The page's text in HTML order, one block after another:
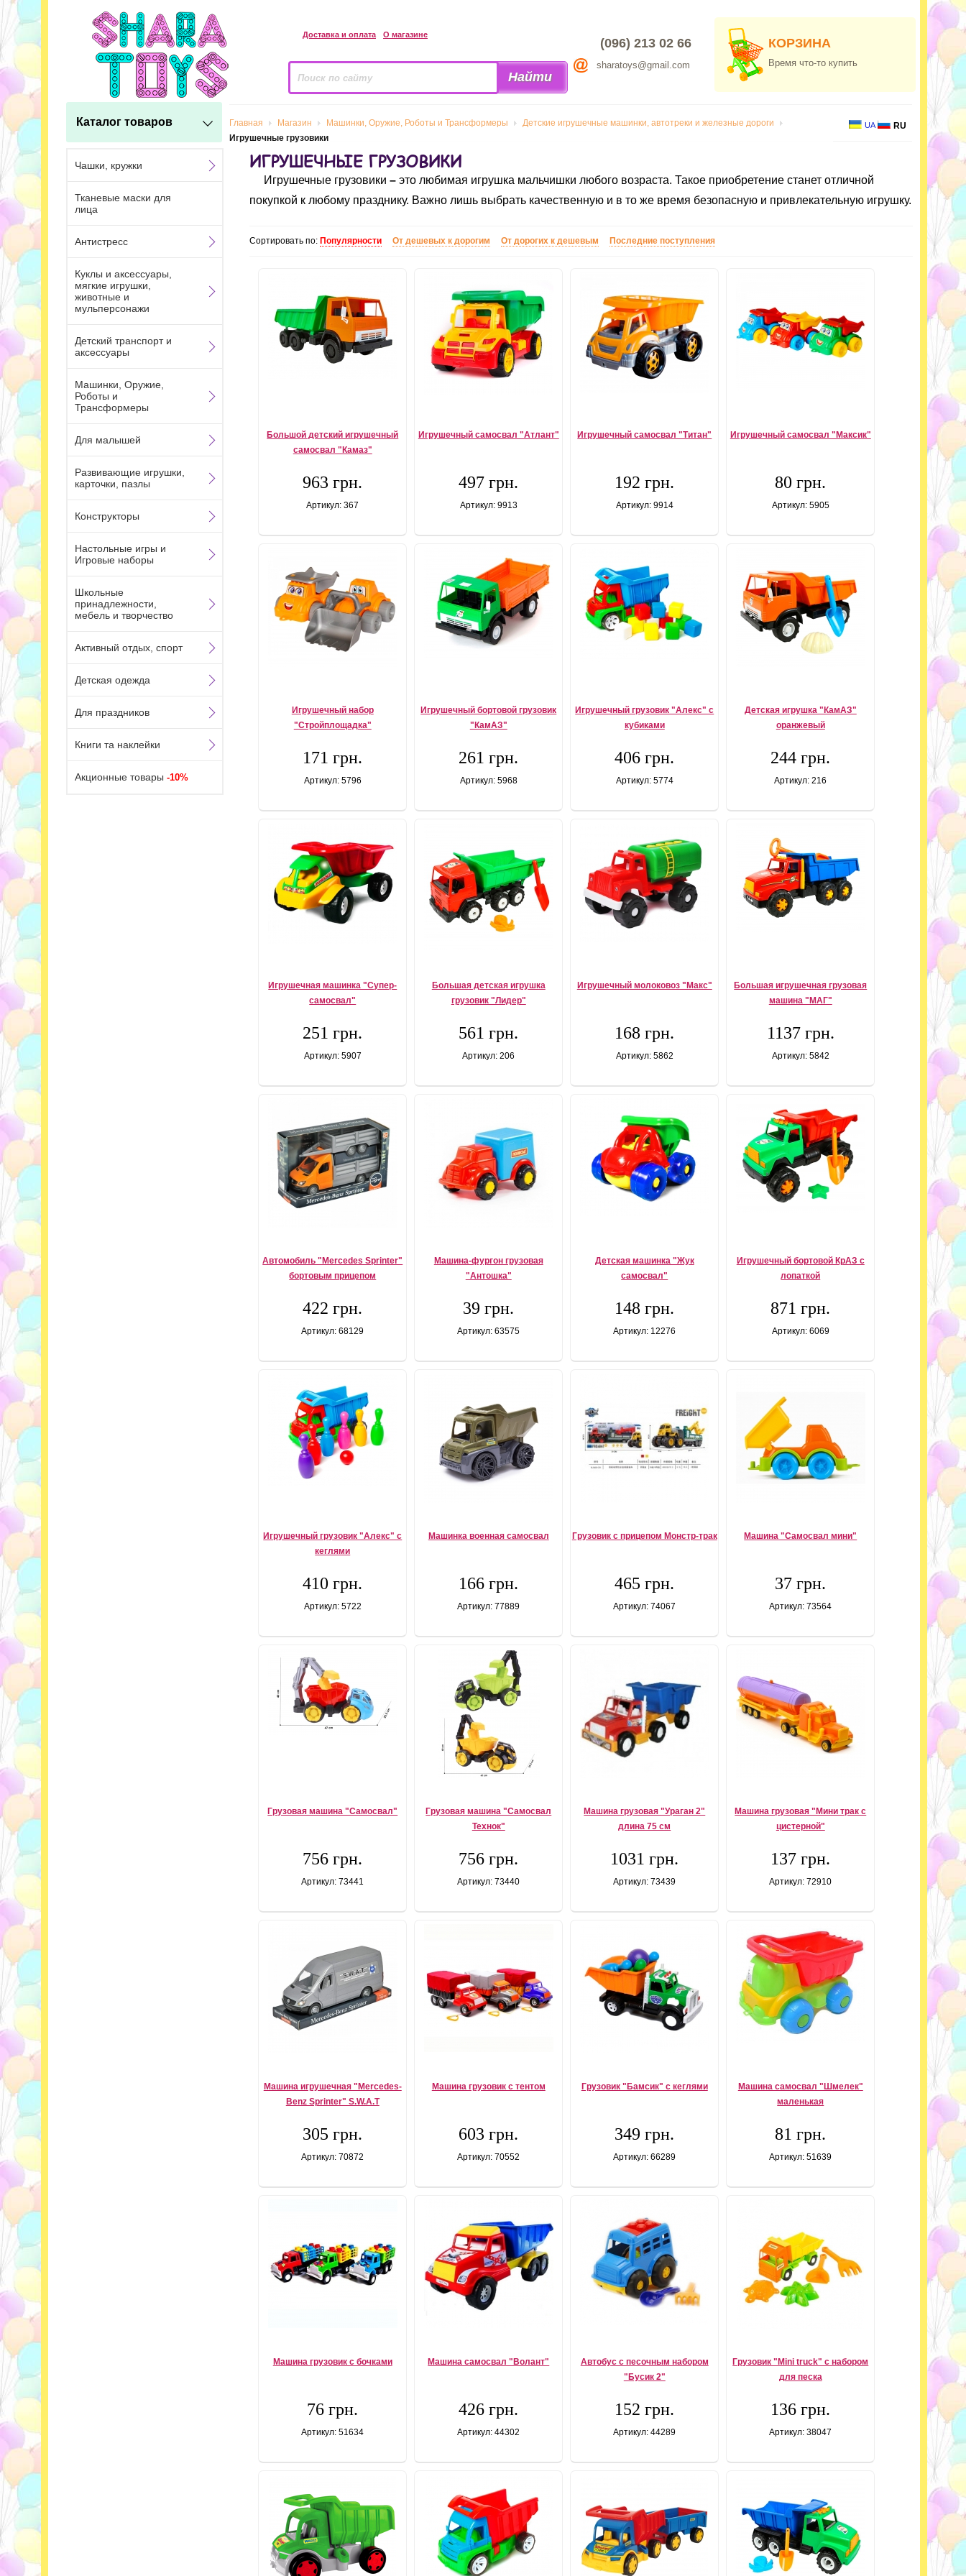
Доставка и оплата О магазине
(096) 213 02 66
sharatoys@gmail.com
КОРЗИНА
Время что-то купить
Каталог товаров Главная Магазин Машинки, Оружие, Роботы и Трансформеры
Детские игрушечные машинки, автотреки и железные дороги
Игрушечные грузовики
UA RU
ИГРУШЕЧНЫЕ ГРУЗОВИКИ
Игрушечные грузовики –это любимая игрушка мальчишки любого возраста. Такое приобретение станет отличной
покупкой к любому празднику. Важно лишь выбрать качественную и в то же время безопасную и привлекательную игрушку.
Сортировать по: Популярности От дешевых к дорогим От дорогих к дешевым Последние поступления
Большой детский игрушечный
самосвал "Камаз"
963 грн.
Артикул: 367
Игрушечный самосвал "Атлант"
497 грн.
Артикул: 9913
Игрушечный самосвал "Титан"
192 грн.
Артикул: 9914
Игрушечный самосвал "Максик"
80 грн.
Артикул: 5905
Игрушечный набор
"Стройплощадка"
171 грн.
Артикул: 5796
Игрушечный бортовой грузовик
"КамАЗ"
261 грн.
Артикул: 5968
Игрушечный грузовик "Алекс" с
кубиками
406 грн.
Артикул: 5774
Детская игрушка "КамАЗ"
оранжевый
244 грн.
Артикул: 216
Игрушечная машинка "Супер-
самосвал"
251 грн.
Артикул: 5907
Большая детская игрушка
грузовик "Лидер"
561 грн.
Артикул: 206
Игрушечный молоковоз "Макс"
168 грн.
Артикул: 5862
Большая игрушечная грузовая
машина "МАГ"
1137 грн.
Артикул: 5842
Автомобиль "Mercedes Sprinter"
бортовым прицепом
422 грн.
Артикул: 68129
Машина-фургон грузовая
"Антошка"
39 грн.
Артикул: 63575
Детская машинка "Жук
самосвал"
148 грн.
Артикул: 12276
Игрушечный бортовой КрАЗ с
лопаткой
871 грн.
Артикул: 6069
Игрушечный грузовик "Алекс" с
кеглями
410 грн.
Артикул: 5722
Машинка военная самосвал
166 грн.
Артикул: 77889
Грузовик с прицепом Монстр-трак
465 грн.
Артикул: 74067
Машина "Самосвал мини"
37 грн.
Артикул: 73564
Грузовая машина "Самосвал"
756 грн.
Артикул: 73441
Грузовая машина "Самосвал
Технок"
756 грн.
Артикул: 73440
Машина грузовая "Ураган 2"
длина 75 см
1031 грн.
Артикул: 73439
Машина грузовая "Мини трак с
цистерной"
137 грн.
Артикул: 72910
Машина игрушечная "Mercedes-
Benz Sprinter" S.W.A.T
305 грн.
Артикул: 70872
Машина грузовик с тентом
603 грн.
Артикул: 70552
Грузовик "Бамсик" с кеглями
349 грн.
Артикул: 66289
Машина самосвал "Шмелек"
маленькая
81 грн.
Артикул: 51639
Машина грузовик с бочками
76 грн.
Артикул: 51634
Машина самосвал "Волант"
426 грн.
Артикул: 44302
Автобус с песочным набором
"Бусик 2"
152 грн.
Артикул: 44289
Грузовик "Mini truck" с набором
для песка
136 грн.
Артикул: 38047
Чашки, кружки
Тканевые маски для
лица
Антистресс
Куклы и аксессуары,
мягкие игрушки,
животные и
мульперсонажи
Детский транспорт и
аксессуары
Машинки, Оружие,
Роботы и
Трансформеры
Для малышей
Развивающие игрушки,
карточки, пазлы
Конструкторы
Настольные игры и
Игровые наборы
Школьные
принадлежности,
мебель и творчество
Активный отдых, спорт
Детская одежда
Для праздников
Книги та наклейки
Акционные товары -10%